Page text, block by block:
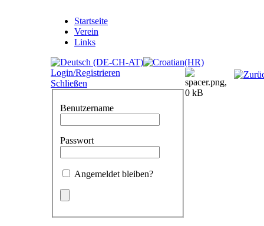
Startseite
Verein
Links
Login/Registrieren
Schließen
Benutzername
Passwort
Angemeldet bleiben?